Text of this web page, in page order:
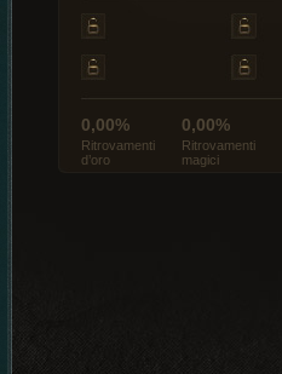
0,00%
Ritrovamenti
d’oro
0,00%
Ritrovamenti
magici